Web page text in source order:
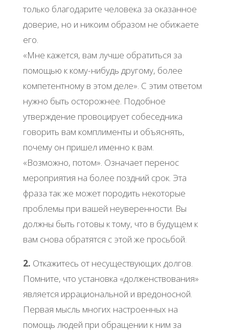
только благодарите человека за оказанное
доверие, но и никоим образом не обижаете
его.
«Мне кажется, вам лучше обратиться за
помощью к кому-нибудь другому, более
компетентному в этом деле». С этим ответом
нужно быть осторожнее. Подобное
утверждение провоцирует собеседника
говорить вам комплименты и объяснять,
почему он пришел именно к вам.
«Возможно, потом». Означает перенос
мероприятия на более поздний срок. Эта
фраза так же может породить некоторые
проблемы при вашей неуверенности. Вы
должны быть готовы к тому, что в будущем к
вам снова обратятся с этой же просьбой.
2. Откажитесь от несуществующих долгов.
Помните, что установка «долженствования»
является иррациональной и вредоносной.
Первая мысль многих настроенных на
помощь людей при обращении к ним за